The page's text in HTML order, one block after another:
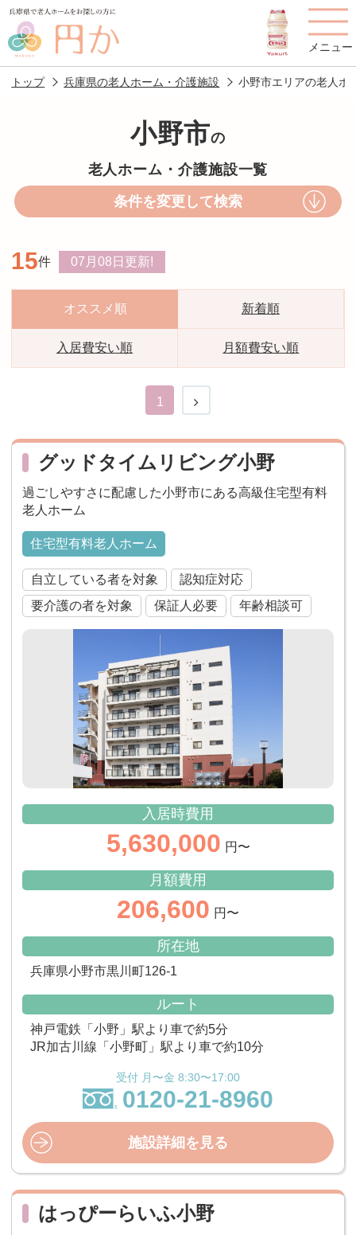
メニュー
老人ホームを
円かについて 費用について
老人ホームの種類
スタッフ紹介
おすすめ施設特集 施設関係者の方へ
トップ 兵庫県の老人ホーム・介護施設 小野市エリアの老人ホ
小野市の
老人ホーム・介護施設一覧
条件を変更して検索
15件 07月08日 更新!
オススメ順 新着順
入居費安い順 月額費安い順
1
グッドタイムリビング小野
過ごしやすさに配慮した小野市にある高級住宅型有料
老人ホーム
住宅型有料老人ホーム
自立している者を対象
認知症対応
要介護の者を対象
保証人必要 年齢相談可
入居時費用
5,630,000 円〜
月額費用
206,600 円〜
所在地
兵庫県小野市黒川町126-1
ルート
神戸電鉄「小野」駅より車で約5分
JR加古川線「小野町」駅より車で約10分
受付 月〜金 8:30〜17:00
0120-21-8960
施設詳細を見る
はっぴーらいふ小野